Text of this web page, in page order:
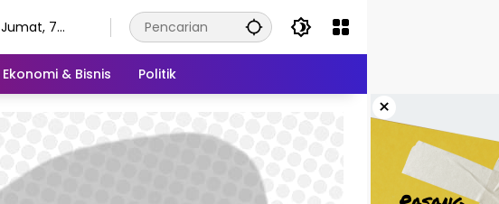
Jumat, 7
Ekonomi & Bisnis Politik
×